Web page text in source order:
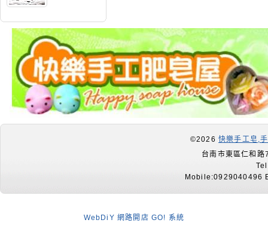
©2026 快樂手工皂,
台南市東區仁和
Mobile:0929040496
WebDiY 網路開店 GO! 系統